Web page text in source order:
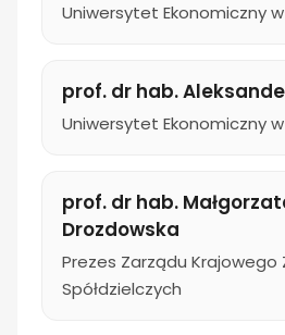
Uniwersytet Ekonomiczny
prof. dr hab.
Uniwersytet Ekonomiczny
prof. dr hab.
Drozdowska
Prezes Zarządu Krajowego
Spółdzielczych